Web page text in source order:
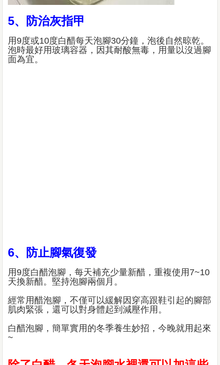
5、防治灰指甲
用9度或10度白醋每天泡腳30分鐘，泡後自然晾乾。
泡時最好用玻璃容器，因其耐酸無毒，用量以沒過腳
面為宜。
6、防止腳氣復發
用9度白醋泡腳，每天補充少量新醋，重複使用7~10
天換新醋。堅持泡腳兩個月。
經常用醋泡腳，不僅可以緩解因穿高跟鞋引起的腳部
肌肉緊張，還可以對身體起到減壓作用。
白醋泡腳，簡單實用的冬季養生妙招，今晚就用起來
~